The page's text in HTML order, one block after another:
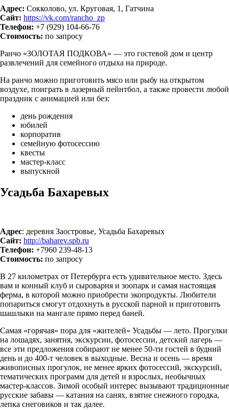
Адрес: Сокколово, ул. Круговая, 1, Гатчина
Сайт: https://vk.com/rancho_zp
Телефон: +7 (929) 104-66-76
Стоимость: по запросу
Ранчо «ЗОЛОТАЯ ПОДКОВА» — это гостевой дом и центр
развлечений для семейного отдыха на природе.
На ранчо можно приготовить мясо или рыбу на открытом
воздухе, поиграть в лазерный пейнтбол, а также провести любой
праздник с анимацией или без:
день рождения
юбилей
корпоратив
семейную фотосессию
квесты
мастер-класс
выпускной
Усадьба Бахаревых
Адрес: деревня Заостровье, Усадьба Бахаревых
Сайт: http://baharev.spb.ru
Телефон: +7960 239-48-13
Стоимость: по запросу
В 27 километрах от Петербурга есть удивительное место. Здесь
вам и конный клуб и сыроварня и зоопарк и самая настоящая
ферма, в которой можно приобрести экопродукты. Любители
попариться смогут отдохнуть в русской парной и приготовить
шашлыки на мангале прямо перед баней.
Самая «горячая» пора для «жителей» Усадьбы — лето. Прогулки
на лошадях, занятия, экскурсии, фотосессии, детский лагерь —
все эти предложения собирают не менее 50-ти гостей в будний
день и до 400-т человек в выходные. Весна и осень — время
живописных прогулок, не менее ярких фотосессий, экскурсий,
тематических программ для детей и взрослых, необычных
мастер-классов. Зимой особый интерес вызывают традиционные
русские забавы — катания на санях, взятие снежного городка,
лепка снеговиков и так далее.